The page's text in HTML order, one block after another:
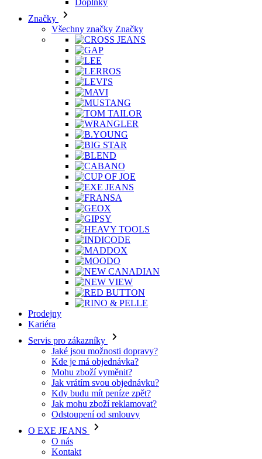
Všechny značky Značky
Servis pro zákazníky
Jaké jsou možnosti dopravy?
Kde je má objednávka?
Mohu zboží vyměnit?
Jak vrátím svou objednávku?
Kdy budu mít peníze zpět?
Jak mohu zboží reklamovat?
Odstoupení od smlouvy
O EXE JEANS
O nás
Kontakt
Prodejny
Ochrana osobních údajů